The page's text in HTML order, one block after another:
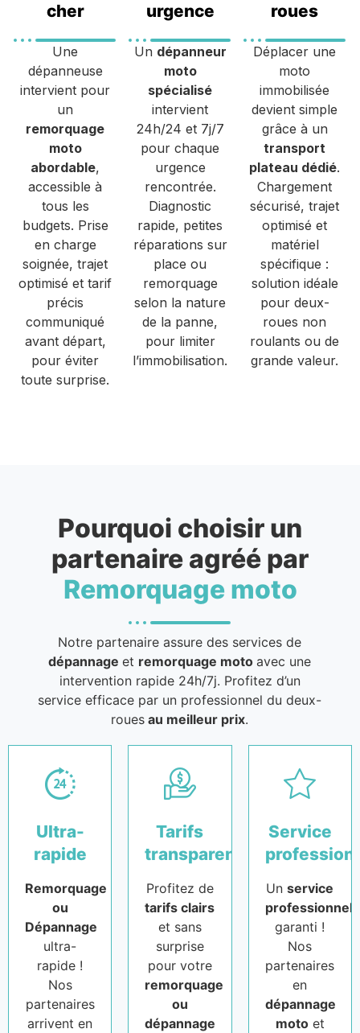
cher
Une
dépanneuse
intervient pour
un
remorquage
moto
abordable,
accessible à
tous les
budgets. Prise
en charge
soignée, trajet
optimisé et tarif
précis
communiqué
avant départ,
pour éviter
toute surprise.
urgence
Un dépanneur
moto
spécialisé
intervient
24h/24 et 7j/7
pour chaque
urgence
rencontrée.
Diagnostic
rapide, petites
réparations sur
place ou
remorquage
selon la nature
de la panne,
pour limiter
l’immobilisation.
roues
Déplacer une
moto
immobilisée
devient simple
grâce à un
transport
plateau dédié.
Chargement
sécurisé, trajet
optimisé et
matériel
spécifique :
solution idéale
pour deux-
roues non
roulants ou de
grande valeur.
Pourquoi choisir un
partenaire agréé par
Remorquage moto
Notre partenaire assure des services de
dépannageet remorquage motoavec une
intervention rapide 24h/7j. Profitez d’un
service efficace par un professionnel du deux-
roues au meilleur prix.
Ultra-
rapide
Remorquage
ou
Dépannage
ultra-
rapide !
Nos
partenaires
arrivent en
Tarifs
transparents
Profitez de
tarifs clairs
et sans
surprise
pour votre
remorquage
ou
dépannage
Service
Unservice
professionnel
garanti !
Nos
partenaires
en
dépannage
motoet